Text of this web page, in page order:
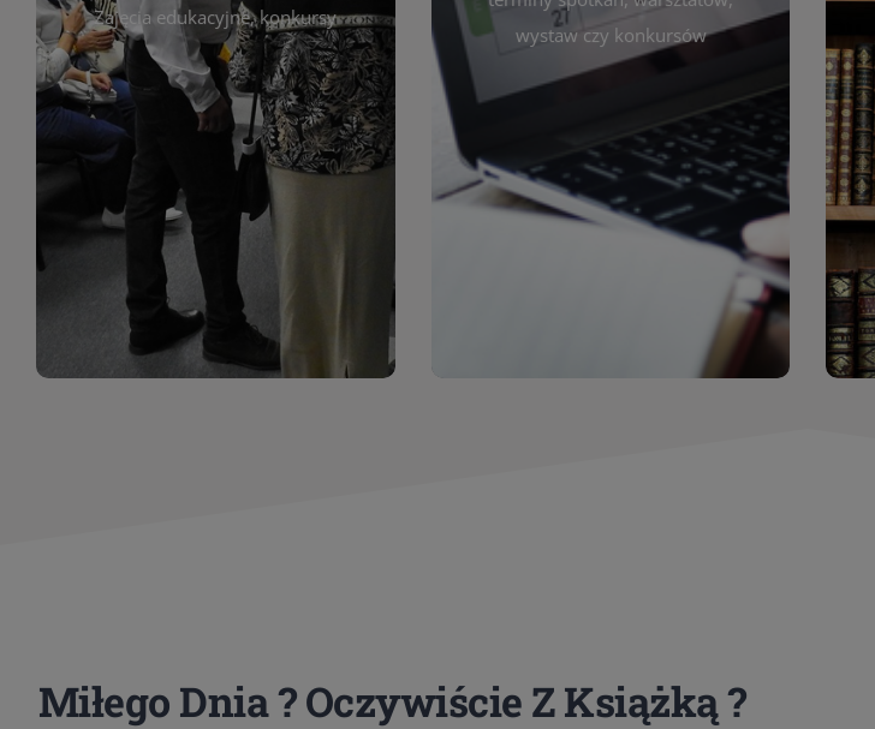
Zajęcia edukacyjne, konkursy
Wystawy
Biblioteka organizuje prezentujące
zarówno sztukę lokalnych twórców,
jak i zbiory tematyczne. W tej sekcji
znajdziesz informacje o aktualnych
ekspozycjach oraz archiwum wystaw
z poprzednich lat. Prezentowane
prace obejmują malarstwo,
wystaw czy konkursów
Cię wydarzeniach. Aktualizujemy
harmonogram na bieżąco, by zawsze
był zgodny z planem pracy biblioteki.
Zapraszamy do śledzenia i
uczestnictwa w życiu kulturalnym
miasta!
Miłego Dnia ? Oczywiście Z Książką ?